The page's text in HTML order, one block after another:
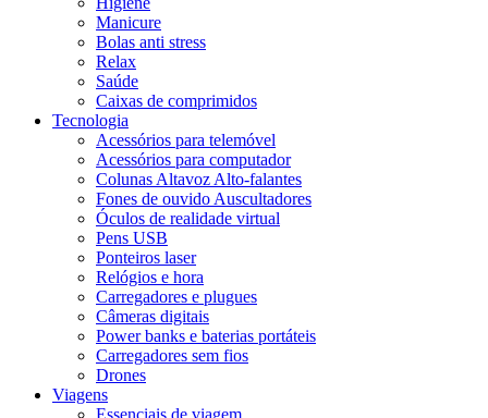
Manicure
Bolas anti stress
Relax
Saúde
Caixas de comprimidos
Tecnologia
Acessórios para telemóvel
Acessórios para computador
Colunas Altavoz Alto-falantes
Fones de ouvido Auscultadores
Óculos de realidade virtual
Pens USB
Ponteiros laser
Relógios e hora
Carregadores e plugues
Câmeras digitais
Power banks e baterias portáteis
Carregadores sem fios
Drones
Viagens
Essenciais de viagem